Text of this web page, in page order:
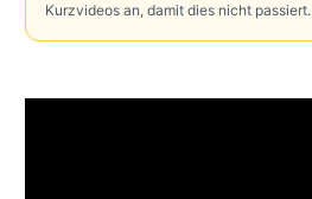
Kurzvideos an, damit dies nicht passiert.